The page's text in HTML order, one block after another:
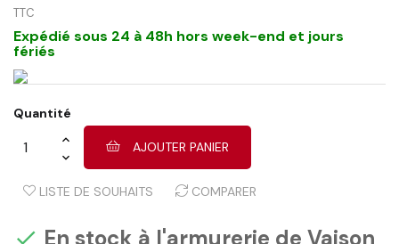
TTC
Expédié sous 24 à 48h hors week-end et jours
fériés
Quantité
AJOUTER PANIER
LISTE DE SOUHAITS COMPARER
 En stock à l'armurerie de Vaison